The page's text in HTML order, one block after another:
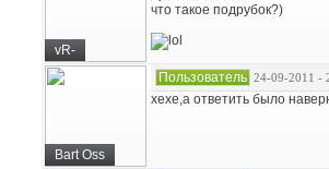
vR-
что такое подрубок?)
Bart Oss
Пользователь 24-09-2011 -
хехе,а ответить было